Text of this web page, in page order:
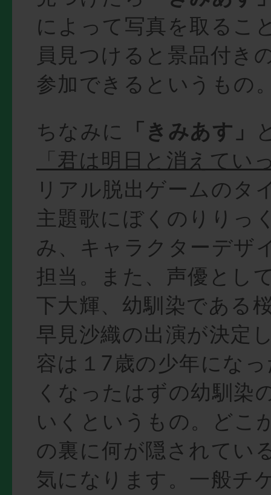
によって写真を取るこ
員見つけると景品付き
参加できるというもの
ちなみに
「きみあす」
「君は明日と消えてい
リアル脱出ゲームのタ
主題歌にぼくのりりっ
み、キャラクターデザ
担当。また、声優とし
下大輝、幼馴染である
早見沙織の出演が決定
容は１7歳の少年にな
くなったはずの幼馴染
いくというもの。どこ
の裏に何が隠されてい
気になります。一般チ